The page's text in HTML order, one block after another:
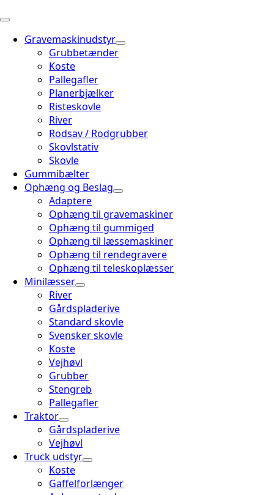
Gravemaskinudstyr
Grubbetænder
Koste
Pallegafler
Planerbjælker
Risteskovle
River
Rodsav / Rodgrubber
Skovlstativ
Skovle
Gummibælter
Ophæng og Beslag
Adaptere
Ophæng til gravemaskiner
Ophæng til gummiged
Ophæng til læssemaskiner
Ophæng til rendegravere
Ophæng til teleskoplæsser
Minilæsser
River
Gårdspladerive
Standard skovle
Svensker skovle
Koste
Vejhøvl
Grubber
Stengreb
Pallegafler
Traktor
Gårdspladerive
Vejhøvl
Truck udstyr
Koste
Gaffelforlænger